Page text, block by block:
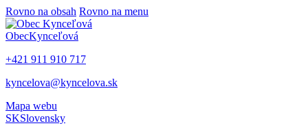
Rovno na obsah Rovno na menu
ObecKynceľová
+421 911 910 717
kyncelova@kyncelova.sk
Mapa webu
SKSlovensky